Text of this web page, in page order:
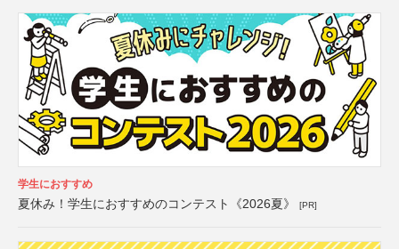
学生におすすめ
夏休み！学生におすすめのコンテスト《2026夏》 [PR]